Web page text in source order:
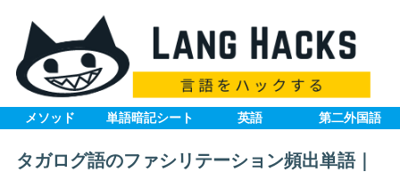
メソッド 単語暗記シート 英語 第二外国語
タガログ語のファシリテーション頻出単語｜